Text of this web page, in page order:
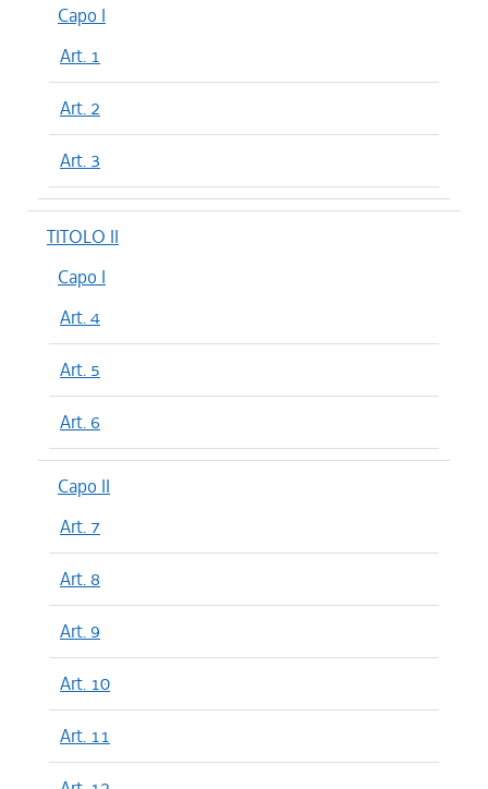
Capo I
Art. 1
Art. 2
Art. 3
TITOLO II
Capo I
Art. 4
Art. 5
Art. 6
Capo II
Art. 7
Art. 8
Art. 9
Art. 10
Art. 11